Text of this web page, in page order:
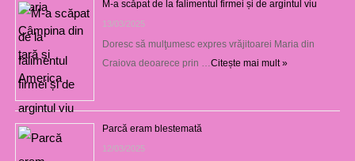
M-a scăpat de la falimentul firmei și de argintul viu
13/03/2025
Doresc să mulţumesc expres vrăjitoarei Maria din
Craiova deoarece prin … Citește mai mult »
Parcă eram blestemată
12/03/2025